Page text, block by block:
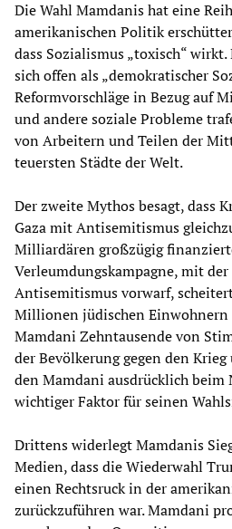
Die Wahl Mamdanis hat eine
amerikanischen Politik
dass Sozialismus „toxisch“
sich offen als „demokratischer
Reformvorschläge in Bezug auf
und andere soziale Probleme
von Arbeitern und Teilen der
teuersten Städte der Welt.
Der zweite Mythos besagt, dass
Gaza mit Antisemitismus
Milliardären großzügig
Verleumdungskampagne, mit
Antisemitismus vorwarf,
Millionen jüdischen Einwohnern
Mamdani Zehntausende von
der Bevölkerung gegen den
den Mamdani ausdrücklich
wichtiger Faktor für seinen
Drittens widerlegt Mamdanis
Medien, dass die Wiederwahl
einen Rechtsruck in der
zurückzuführen war. Mamdani